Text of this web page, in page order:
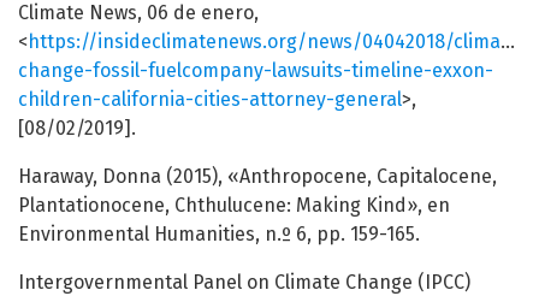
Climate News, 06 de enero,
<https://insideclimatenews.org/news/04042018/climate-
change-fossil-fuelcompany-lawsuits-timeline-exxon-
children-california-cities-attorney-general>,
[08/02/2019].
Haraway, Donna (2015), «Anthropocene, Capitalocene,
Plantationocene, Chthulucene: Making Kind», en
Environmental Humanities, n.º 6, pp. 159-165.
Intergovernmental Panel on Climate Change (IPCC)